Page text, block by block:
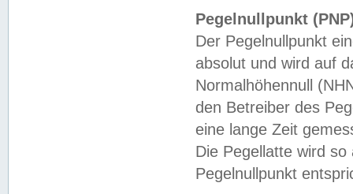
Pegelnullpunkt
Der Pegelnullpunkt
absolut und wird auf
Normalhöhennull
den Betreiber des
eine lange Zeit
Die Pegellatte wird
Pegelnullpunkt